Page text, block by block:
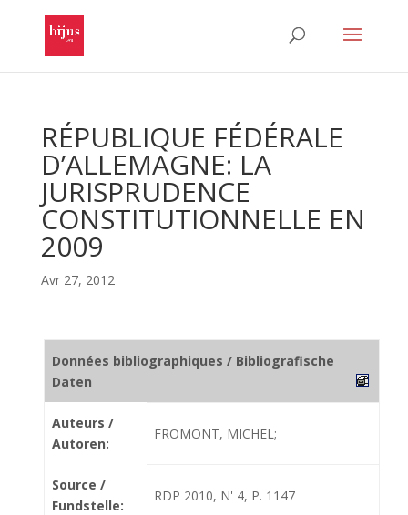
RÉPUBLIQUE FÉDÉRALE
D’ALLEMAGNE: LA
JURISPRUDENCE
CONSTITUTIONNELLE EN
2009
Avr 27, 2012
Données bibliographiques / Bibliografische
Daten
Auteurs /
Autoren:
FROMONT, MICHEL;
Source /
Fundstelle:
RDP 2010, N' 4, P. 1147